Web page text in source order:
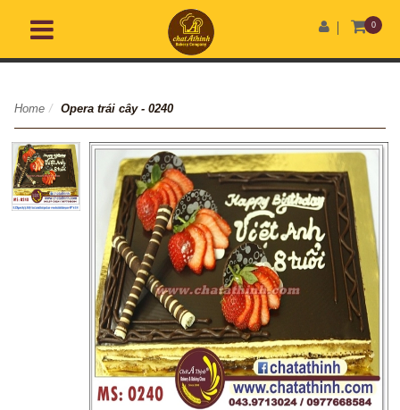
0
Home / Opera trái cây - 0240